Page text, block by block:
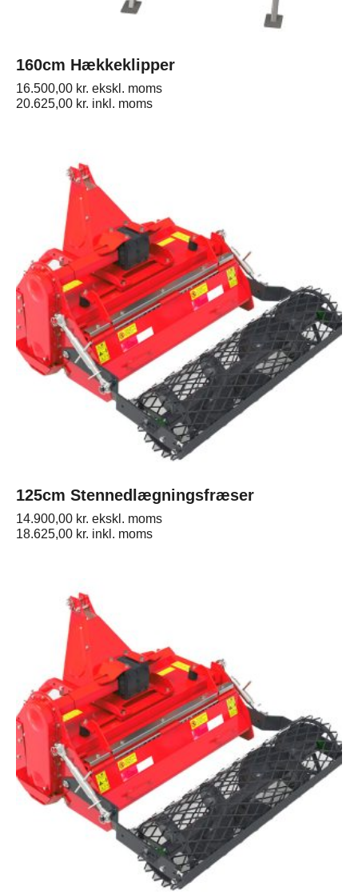
160cm Hækkeklipper
16.500,00 kr. ekskl. moms
20.625,00 kr. inkl. moms
125cm Stennedlægningsfræser
14.900,00 kr. ekskl. moms
18.625,00 kr. inkl. moms